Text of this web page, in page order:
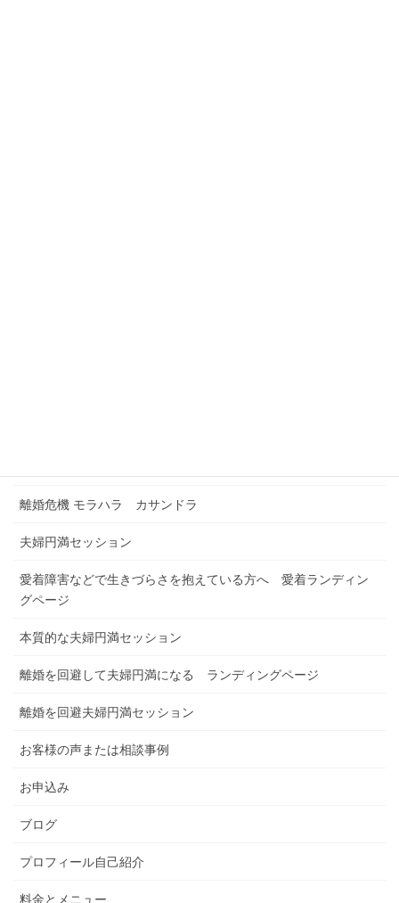
離婚危機 モラハラ カサンドラ
夫婦円満セッション
愛着障害などで生きづらさを抱えている方へ 愛着ランディン
グページ
本質的な夫婦円満セッション
離婚を回避して夫婦円満になる ランディングページ
離婚を回避夫婦円満セッション
お客様の声または相談事例
お申込み
ブログ
プロフィール自己紹介
料金とメニュー